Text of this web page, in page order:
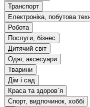
Транспорт
Електроніка, побутова
Робота
Послуги, бізнес
Дитячий світ
Одяг, аксесуари
Тварини
Дім і сад
Краса та здоров`я
Спорт, видпочинок, хоббі